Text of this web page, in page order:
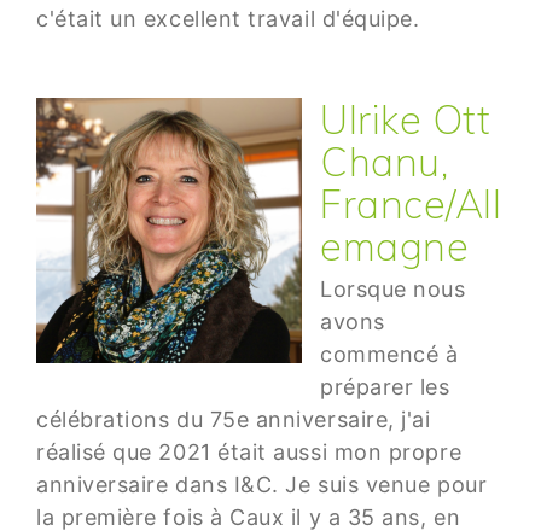
c'était un excellent travail d'équipe.
Ulrike Ott
Chanu,
France/All
emagne
Lorsque nous
avons
commencé à
préparer les
célébrations du 75e anniversaire, j'ai
réalisé que 2021 était aussi mon propre
anniversaire dans I&C. Je suis venue pour
la première fois à Caux il y a 35 ans, en